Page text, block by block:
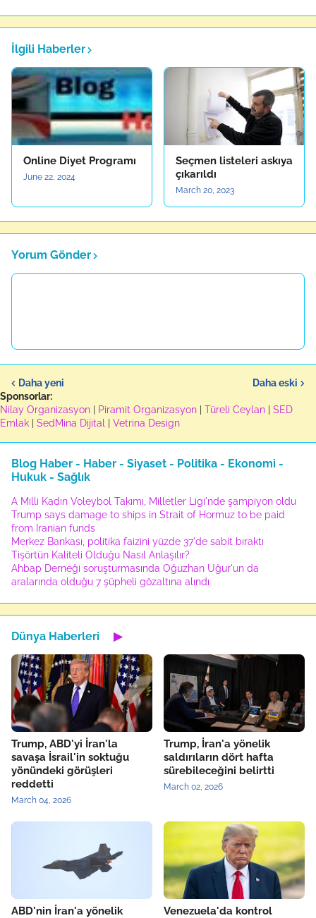
İlgili Haberler
Online Diyet Programı
June 22, 2024
Seçmen listeleri askıya
çıkarıldı
March 20, 2023
Yorum Gönder
Daha yeni
Daha eski
Sponsorlar:
Nilay Organizasyon
Piramit Organizasyon Türeli Ceylan
SED
Emlak
SedMina Dijital Vetrina Design
Blog Haber - Haber - Siyaset - Politika - Ekonomi -
Hukuk - Sağlık
A Milli Kadın Voleybol Takımı, Milletler Ligi'nde şampiyon oldu
Trump says damage to ships in Strait of Hormuz to be paid
from Iranian funds
Merkez Bankası, politika faizini yüzde 37'de sabit bıraktı
Tişörtün Kaliteli Olduğu Nasıl Anlaşılır?
Ahbap Derneği soruşturmasında Oğuzhan Uğur'un da
aralarında olduğu 7 şüpheli gözaltına alındı
Dünya Haberleri ▶
Trump, ABD'yi İran'la
savaşa İsrail'in soktuğu
yönündeki görüşleri
reddetti
March 04, 2026
Trump, İran'a yönelik
saldırıların dört hafta
sürebileceğini belirtti
March 02, 2026
ABD'nin İran'a yönelik Venezuela'da kontrol